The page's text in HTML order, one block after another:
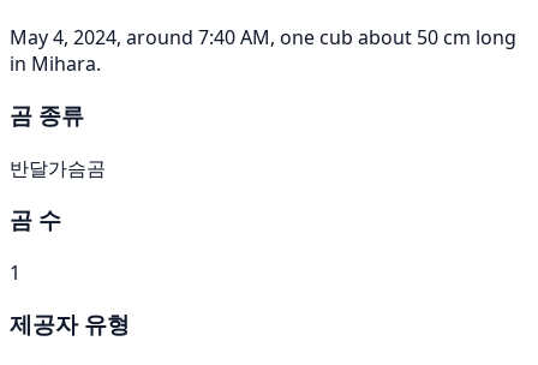
May 4, 2024, around 7:40 AM, one cub about 50 cm long
in Mihara.
곰 종류
반달가슴곰
곰 수
1
제공자 유형